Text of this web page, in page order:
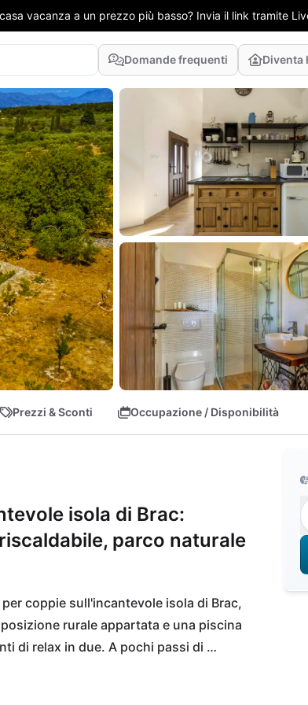
vacanza a un prezzo più basso? Invia il link tramite
Domande frequenti Diventa
Prezzi & Sconti Occupazione / Disponibilità
isola di Brac:
parco naturale
coppie sull'incantevole isola di Brac,
rurale appartata e una piscina
di relax in due. A pochi passi di
per rilassanti passeggiate ed